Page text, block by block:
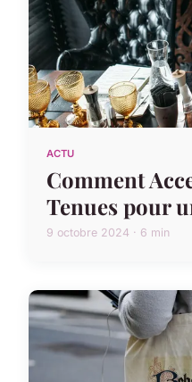
ACTU
Comment
Tenues pour
9 octobre 2024 · 6 min